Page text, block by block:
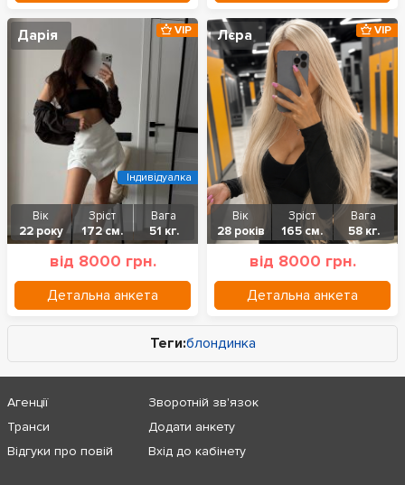
Дарія
Вік
22 року
Зріст
172 см.
Вага
51 кг.
від 8000 грн.
Детальна анкета
VIP
Індивідуалка
Лєра
Вік
28 років
Зріст
165 см.
Вага
58 кг.
від 8000 грн.
Детальна анкета
VIP
Теги:блондинка
Агенції
Транси
Відгуки про повій
Зворотній зв'язок
Додати анкету
Вхід до кабінету